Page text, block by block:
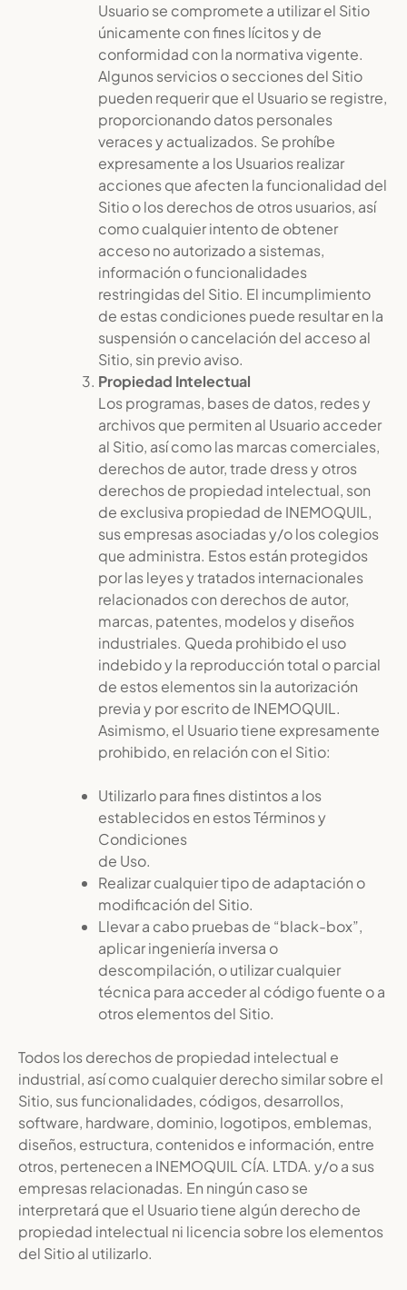
Usuario se compromete a utilizar el Sitio
únicamente con fines lícitos y de
conformidad con la normativa vigente.
Algunos servicios o secciones del Sitio
pueden requerir que el Usuario se registre,
proporcionando datos personales
veraces y actualizados. Se prohíbe
expresamente a los Usuarios realizar
acciones que afecten la funcionalidad del
Sitio o los derechos de otros usuarios, así
como cualquier intento de obtener
acceso no autorizado a sistemas,
información o funcionalidades
restringidas del Sitio. El incumplimiento
de estas condiciones puede resultar en la
suspensión o cancelación del acceso al
Sitio, sin previo aviso.
Propiedad Intelectual
Los programas, bases de datos, redes y
archivos que permiten al Usuario acceder
al Sitio, así como las marcas comerciales,
derechos de autor, trade dress y otros
derechos de propiedad intelectual, son
de exclusiva propiedad de INEMOQUIL,
sus empresas asociadas y/o los colegios
que administra. Estos están protegidos
por las leyes y tratados internacionales
relacionados con derechos de autor,
marcas, patentes, modelos y diseños
industriales. Queda prohibido el uso
indebido y la reproducción total o parcial
de estos elementos sin la autorización
previa y por escrito de INEMOQUIL.
Asimismo, el Usuario tiene expresamente
prohibido, en relación con el Sitio:
Utilizarlo para fines distintos a los
establecidos en estos Términos y
Condiciones
de Uso.
Realizar cualquier tipo de adaptación o
modificación del Sitio.
Llevar a cabo pruebas de “black-box”,
aplicar ingeniería inversa o
descompilación, o utilizar cualquier
técnica para acceder al código fuente o a
otros elementos del Sitio.
Todos los derechos de propiedad intelectual e
industrial, así como cualquier derecho similar sobre el
Sitio, sus funcionalidades, códigos, desarrollos,
software, hardware, dominio, logotipos, emblemas,
diseños, estructura, contenidos e información, entre
otros, pertenecen a INEMOQUIL CÍA. LTDA. y/o a sus
empresas relacionadas. En ningún caso se
interpretará que el Usuario tiene algún derecho de
propiedad intelectual ni licencia sobre los elementos
del Sitio al utilizarlo.